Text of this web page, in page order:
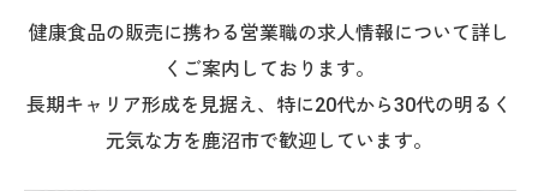
健康食品の販売に携わる営業職の求人情報について詳し
くご案内しております。
長期キャリア形成を見据え、特に20代から30代の明るく
元気な方を鹿沼市で歓迎しています。